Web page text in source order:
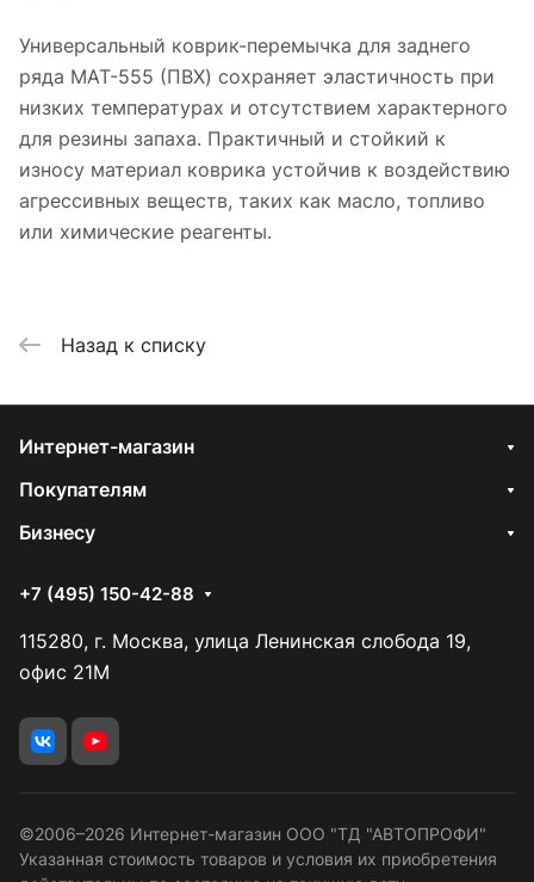
Универсальный коврик-перемычка для заднего
ряда MAT-555 (ПВХ) сохраняет эластичность при
низких температурах и отсутствием характерного
для резины запаха. Практичный и стойкий к
износу материал коврика устойчив к воздействию
агрессивных веществ, таких как масло, топливо
или химические реагенты.
Назад к списку
Интернет-магазин
Покупателям
Бизнесу
+7 (495) 150-42-88
115280, г. Москва, улица Ленинская слобода 19,
офис 21М
©2006–2026 Интернет-магазин ООО "ТД "АВТОПРОФИ"
Указанная стоимость товаров и условия их приобретения